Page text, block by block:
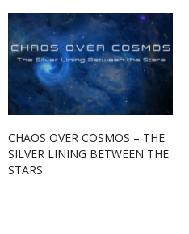
CHAOS OVER COSMOS – THE
SILVER LINING BETWEEN THE
STARS